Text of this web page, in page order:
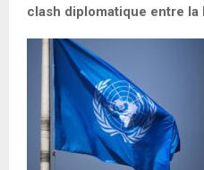
clash diplomatique entre la